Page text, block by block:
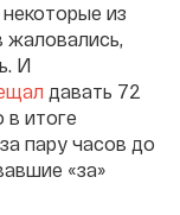
из
жаловались,
И
давать 72
в итоге
пару часов до
«за»